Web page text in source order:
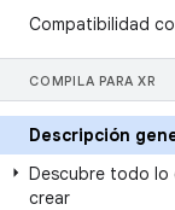
Compatibilidad
COMPILA PARA XR
Descripción
Descubre todo lo
crear